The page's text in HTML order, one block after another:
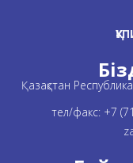
Қазақстан
тел/факс: +7